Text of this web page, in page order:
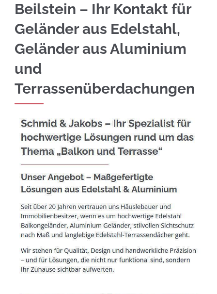
Beilstein – Ihr Kontakt für
Geländer aus Edelstahl,
Geländer aus Aluminium
und
Terrassenüberdachungen